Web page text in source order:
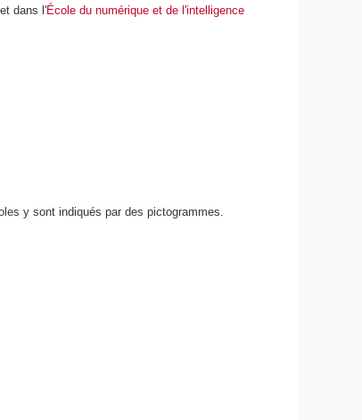
dans l'École du numérique et de l'intelligence
y sont indiqués par des pictogrammes.